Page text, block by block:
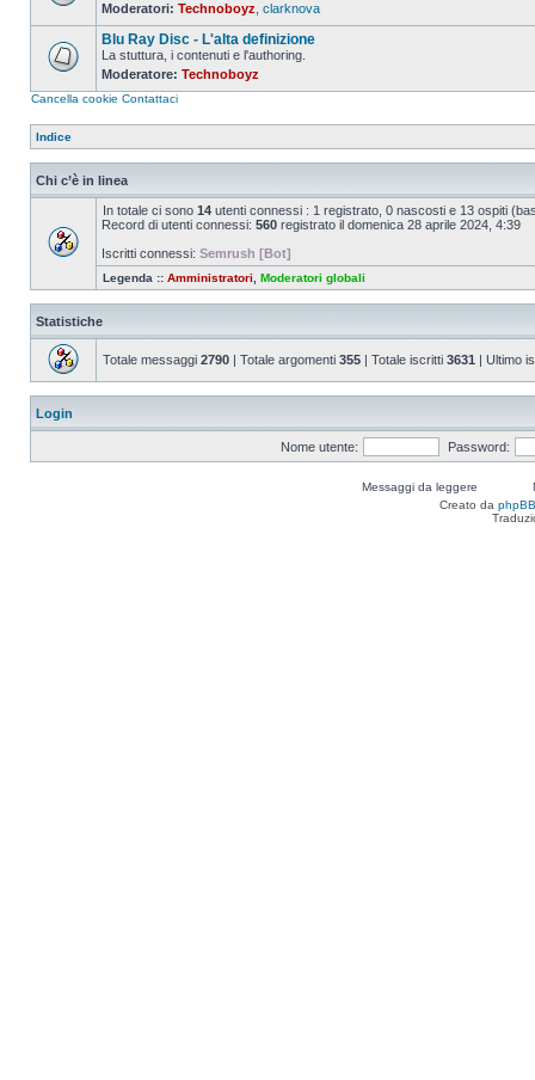
Nessun
messaggio
da
leggere
Moderatori: Technoboyz clarknova
Nessun
messaggio
da
Blu Ray Disc - L'alta definizione
La stuttura, i contenuti e l'authoring.
Moderatore: Technoboyz
Cancella cookie Contattaci
Indice
Chi c’è in linea
In totale ci sono 14 utenti connessi : 1 registrato, 0 nascosti e 13 ospiti
Record di utenti connessi: 560 registrato il domenica 28 aprile 2024, 4:39
Iscritti connessi: Semrush [Bot]
Legenda :: Amministratori Moderatori globali
Statistiche
Totale messaggi 2790 | Totale argomenti 355 | Totale iscritti 3631 | Ultimo
Login
Nome utente: Password:
Messaggi da leggere
Creato da phpBB